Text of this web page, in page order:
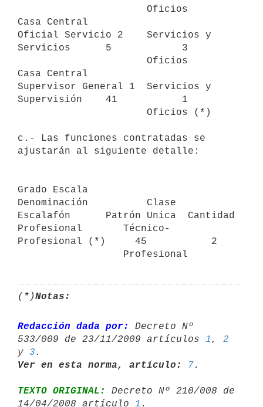
Casa Central
Oficial Servicio 2    Servicios y
Servicios      5            3
Casa Central
Supervisor General 1  Servicios y
Supervisión    41           1
c.- Las funciones contratadas se
ajustarán al siguiente detalle:
Grado Escala
Denominación          Clase
Escalafón      Patrón Unica  Cantidad
Profesional       Técnico-
Profesional (*)     45           2
(*)Notas:
Redacción dada por:
Decreto Nº
533/009 de 23/11/2009 artículos 1 , 2
y 3
Ver en esta norma, artículo:
7
TEXTO ORIGINAL:
Decreto Nº 210/008 de
14/04/2008 artículo 1